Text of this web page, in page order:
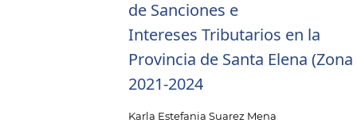
de Sanciones e
Intereses Tributarios en la
Provincia de Santa Elena (Zona
2021-2024
Karla Estefania Suarez Mena